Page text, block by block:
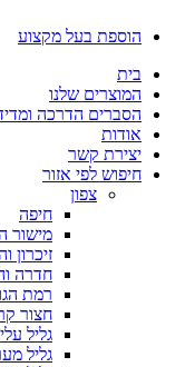
לתוכן
הוספת בעל מקצוע
בית
המוצרים שלנו
הסברים הדרכה
אודות
יצירת קשר
חיפוש לפי אזור
צפון
חיפה
מישור
זיכרון
חדרה
רמת
חצור
גליל
גליל